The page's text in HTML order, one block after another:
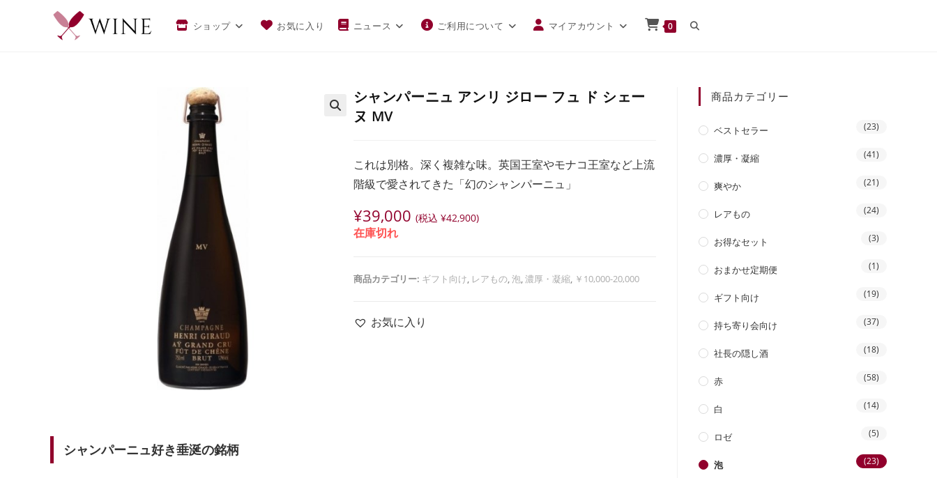
ショップ お気に入り ニュース ご利用について マイアカウント 0
シャンパーニュ アンリ ジロー フュ ド シェー
ヌ MV
これは別格。深く複雑な味。英国王室やモナコ王室など上流
階級で愛されてきた「幻のシャンパーニュ」
¥39,000 (税込 ¥42,900)
在庫切れ
商品カテゴリー: ギフト向け, レアもの,泡,濃厚・凝縮, ￥10,000-20,000
お気に入り
シャンパーニュ好き垂涎の銘柄
商品カテゴリー
ベストセラー (23)
濃厚・凝縮 (41)
爽やか (21)
レアもの (24)
お得なセット (3)
おまかせ定期便 (1)
ギフト向け (19)
持ち寄り会向け (37)
社長の隠し酒 (18)
赤 (58)
白 (14)
ロゼ (5)
泡 (23)